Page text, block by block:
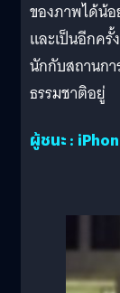
ของภาพได้น้อ
และเป็นอีกครั้
นักกับสถานกา
ธรรมชาติอยู่
ผู้ชนะ :